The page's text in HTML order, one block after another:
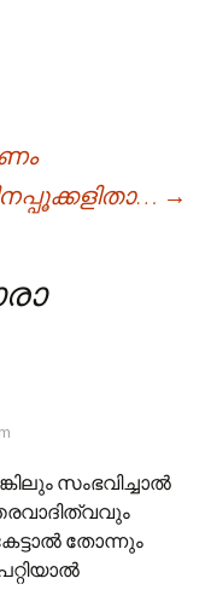
→
സംഭവിച്ചാല്‍
തോന്നും